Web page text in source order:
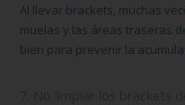
Al llevar brackets, muchas
muelas y las áreas traseras
bien para prevenir la